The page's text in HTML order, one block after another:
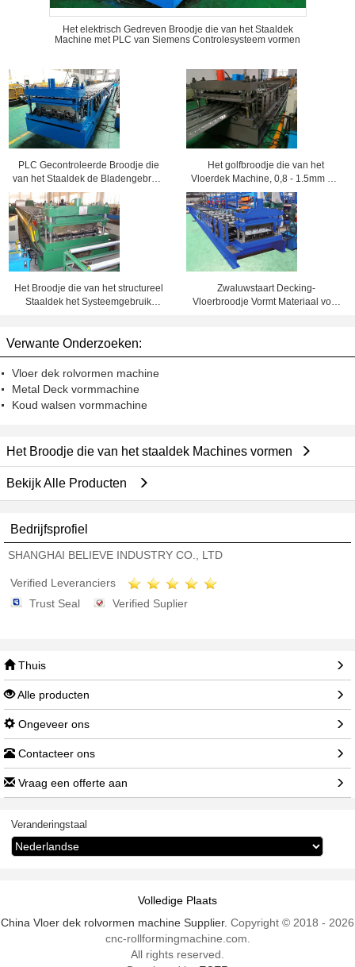
Het elektrisch Gedreven Broodje die van het Staaldek
Machine met PLC van Siemens Controlesysteem vormen
PLC Gecontroleerde Broodje die
van het Staaldek de Bladengebruik
vormen van Decking van de
Machine Samengesteld Vloer
Het golfbroodje die van het
Vloerdek Machine, 0,8 - 1.5mm Dik
Vroeger Metaalbroodje vormen
Het Broodje die van het structureel
Staaldek het Systeemgebruik
Zwaluwstaart Decking-
Vloerbroodje Vormt Materiaal voor
Verwante Onderzoeken:
Vloer dek rolvormen machine
Metal Deck vormmachine
Koud walsen vormmachine
Het Broodje die van het staaldek Machines vormen
Bekijk Alle Producten
Bedrijfsprofiel
SHANGHAI BELIEVE INDUSTRY CO., LTD
Verified Leveranciers
Trust Seal
Verified Suplier
Thuis
Alle producten
Ongeveer ons
Contacteer ons
Vraag een offerte aan
Veranderingstaal
Volledige Plaats
China Vloer dek rolvormen machine Supplier. Copyright © 2018 - 2026
cnc-rollformingmachine.com.
All rights reserved.